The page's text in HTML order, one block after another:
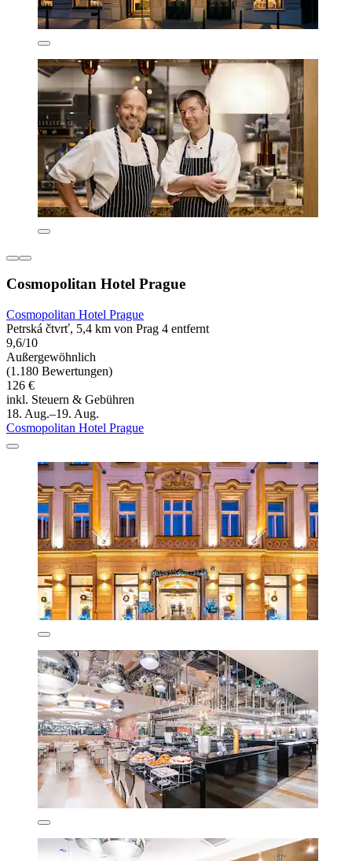
Cosmopolitan Hotel Prague
Cosmopolitan Hotel Prague
Petrská čtvrť, 5,4 km von Prag 4 entfernt
9,6/10
Außergewöhnlich
(1.180 Bewertungen)
126 €
inkl. Steuern & Gebühren
18. Aug.–19. Aug.
Cosmopolitan Hotel Prague